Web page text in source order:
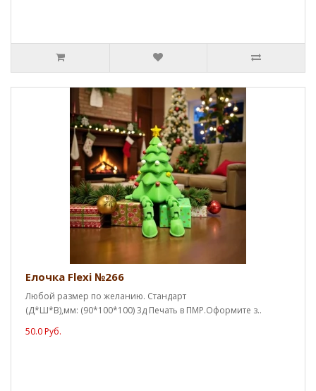
Елочка Flexi №266
Любой размер по желанию. Стандарт
(Д*Ш*В),мм: (90*100*100) 3д Печать в ПМР.Оформите з..
50.0 Руб.